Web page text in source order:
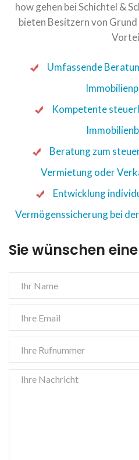
how gehen bei Schichtel &
bieten Besitzern von
Umfassende
Kompetente
Beratung zum
Vermietung oder
Entwicklung
Vermögenssicherung bei
Sie wünschen